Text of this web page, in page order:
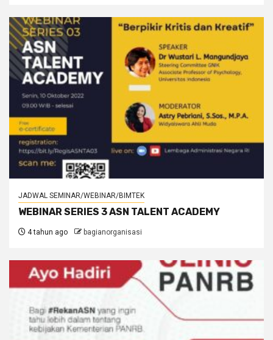
JADWAL SEMINAR/WEBINAR/BIMTEK
WEBINAR SERIES 3 ASN TALENT ACADEMY
4 tahun ago bagianorganisasi